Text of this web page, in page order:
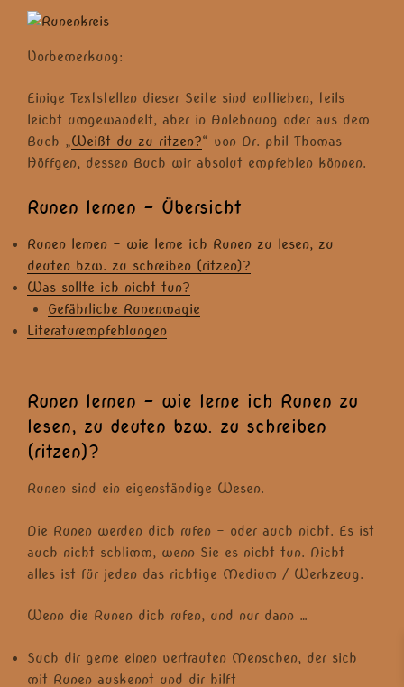
Vorbemerkung:
Einige Textstellen dieser Seite sind entliehen, teils
leicht umgewandelt, aber in Anlehnung oder aus dem
Buch „Weißt du zu ritzen?“ von Dr. phil Thomas
Höffgen, dessen Buch wir absolut empfehlen können.
Runen lernen – Übersicht
Runen lernen – wie lerne ich Runen zu lesen, zu
deuten bzw. zu schreiben (ritzen)?
Was sollte ich nicht tun?
Gefährliche Runenmagie
Literaturempfehlungen
Runen lernen – wie lerne ich Runen zu
lesen, zu deuten bzw. zu schreiben
(ritzen)?
Runen sind ein eigenständige Wesen.
Die Runen werden dich rufen – oder auch nicht. Es ist
auch nicht schlimm, wenn Sie es nicht tun. Nicht
alles ist für jeden das richtige Medium / Werkzeug.
Wenn die Runen dich rufen, und nur dann …
Such dir gerne einen vertrauten Menschen, der sich
mit Runen auskennt und dir hilft